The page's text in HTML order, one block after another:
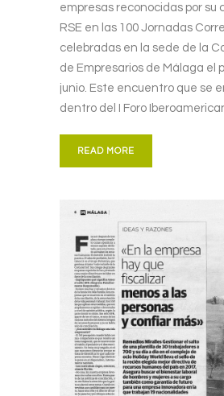
empresas reconocidas por su
RSE en las 100 Jornadas
celebradas en la sede de la
de Empresarios de Málaga el
junio. Este encuentro que se
dentro del I Foro
READ MORE